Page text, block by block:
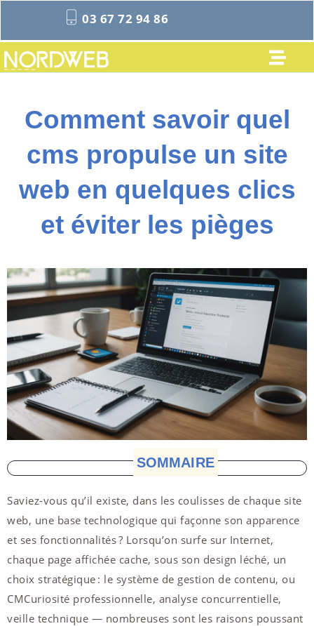
03 67 72 94 86
Comment savoir quel
cms propulse un site
web en quelques clics
et éviter les pièges
SOMMAIRE
Saviez-vous qu’il existe, dans les coulisses de chaque site
web, une base technologique qui façonne son apparence
et ses fonctionnalités ? Lorsqu’on surfe sur Internet,
chaque page affichée cache, sous son design léché, un
choix stratégique : le système de gestion de contenu, ou
CMCuriosité professionnelle, analyse concurrentielle,
veille technique — nombreuses sont les raisons poussant